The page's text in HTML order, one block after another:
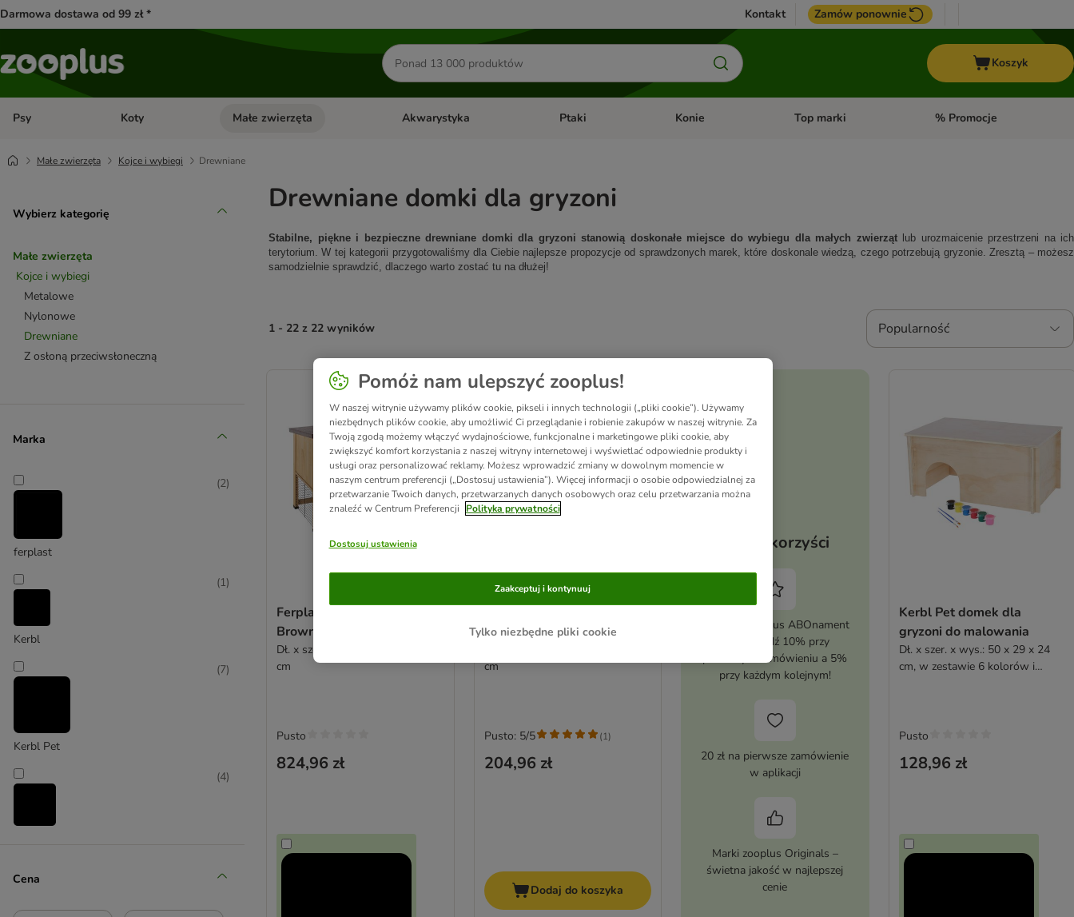
Darmowa dostawa od 99 zł * Kontakt Zamów ponownie
Szukaj
produktów
Koszyk
Psy Otwórz menu kategorii: Psy
Koty Otwórz menu kategorii: Koty
Małe zwierzęta Otwórz menu kategorii: Małe zwierzęta
Akwarystyka Otwórz menu kategorii: Akwarystyka
Ptaki Otwórz menu kategorii: Ptaki
Konie Otwórz menu kategorii: Konie
Top marki Otwórz menu kategorii: Top
% Promocje
Małe zwierzęta Kojce i wybiegi Drewniane
Wybierz kategorię
Małe zwierzęta
Kojce i wybiegi
Metalowe
Nylonowe
Drewniane
Z osłoną przeciwsłoneczną
Marka
ferplast
(2)
Kerbl
(1)
Kerbl Pet
(7)
(4)
7
Cena
Drewniane domki dla gryzoni
Stabilne, piękne i bezpieczne drewniane domki dla gryzoni stanowią doskonałe miejsce do wybiegu dla małych zwierząt lub urozmaicenie przestrzeni na ich
terytorium. W tej kategorii przygotowaliśmy dla Ciebie najlepsze propozycje od sprawdzonych marek, które doskonale wiedzą, czego potrzebują gryzonie. Zresztą – możesz
samodzielnie sprawdzić, dlaczego warto zostać tu na dłużej!
1 - 22 z 22 wyników Popularność
product items have been changed
Ferplast Klatka Ranch
Brown
Dł. x szer. x wys.: 115,5 x 65 x 92
cm
824,96 zł
Pusto
dla małych zwierząt
cm
204,96 zł
Pusto: 5/5 (1)
Dodaj do koszyka
Twoje korzyści
Aktywuj zooplus ABOnament
i zaoszczędź 10% przy
pierwszym zamówieniu a 5%
przy każdym kolejnym!
20 zł na pierwsze zamówienie
w aplikacji
Marki zooplus Originals –
świetna jakość w najlepszej
cenie
Kerbl Pet domek dla
gryzoni do malowania
Dł. x szer. x wys.: 50 x 29 x 24
cm, w zestawie 6 kolorów i
128,96 zł
Pusto
Pomóż nam ulepszyć zooplus!
W naszej witrynie używamy plików cookie, pikseli i innych technologii („pliki cookie”). Używamy
niezbędnych plików cookie, aby umożliwić Ci przeglądanie i robienie zakupów w naszej witrynie. Za
Twoją zgodą możemy włączyć wydajnościowe, funkcjonalne i marketingowe pliki cookie, aby
zwiększyć komfort korzystania z naszej witryny internetowej i wyświetlać odpowiednie produkty i
usługi oraz personalizować reklamy. Możesz wprowadzić zmiany w dowolnym momencie w
naszym centrum preferencji („Dostosuj ustawienia”). Więcej informacji o osobie odpowiedzialnej za
przetwarzanie Twoich danych, przetwarzanych danych osobowych oraz celu przetwarzania można
znaleźć w Centrum Preferencji
Polityka prywatności
Dostosuj ustawienia
Tylko niezbędne pliki cookie
Zaakceptuj i kontynuuj